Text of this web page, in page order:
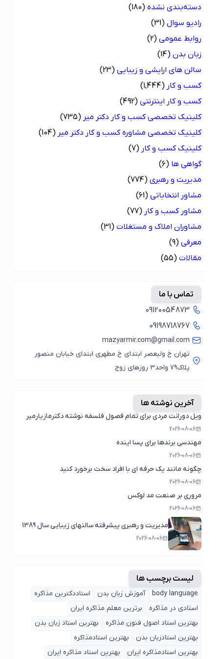
دسته‌بندی نشده (180)
رادیو سوال (31)
روابط عمومی (2)
زبان بدن (14)
سالن های ارایشی و زیبایی (23)
کسب و کار (1,444)
کسب و کار اینترنتی (492)
کلینیک تخصصی کسب و کار دکتر میر (735)
کلینیک تخصصی مشاوره کسب و کار دکتر میر (104)
کلینیک کسب و کار (7)
گواهی ها (6)
مدیریت و رهبری (774)
مشاور انتخاباتی (61)
مشاور کسب و کار (77)
مشاوران املاک و مستغلات (31)
معرفی (9)
مقالات (55)
تماس با ما
09120054873
09198718767
mazyarmir.com@gmail.com
تهران خ ولیعصر ابتدای خ مطهری ابتدای خیابان منصور
آخرین نوشته ها
ویل دورانت مردی برای تمام فصول فلسفه نوشته دکترمازیارمیر
2026-08-06
مهندسی برندها برای پسا اینده
2026-08-06
چگونه مانند یک حرفه ای با افراد سخت برخورد کنید
2026-08-06
مروری بر صنعت مد لوکس
2026-08-06
مدیریت و رهبری پیشرفته سالنهای زیبایی سال 1389
2026-08-06
لیست برچسب ها
body language آموزش زبان بدن
استاددکترین مذاکره
استادی در مذاکره
برترین معلم مذاکره ایران
بهترین استاد اصول ‌فنون مذاکره
بهترین استاد زبان بدن
بهترین استادزبان بدن
بهترین استادمذاکره
بهترین استادمذاکره ایران
بهترین استاد مذاکره ایران